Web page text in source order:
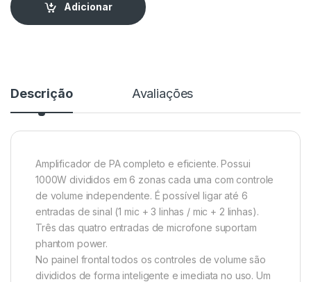
Adicionar
Descrição Avaliações
Amplificador de PA completo e eficiente. Possui
1000W divididos em 6 zonas cada uma com controle
de volume independente. É possível ligar até 6
entradas de sinal (1 mic + 3 linhas / mic + 2 linhas).
Três das quatro entradas de microfone suportam
phantom power.
No painel frontal todos os controles de volume são
divididos de forma inteligente e imediata no uso. Um